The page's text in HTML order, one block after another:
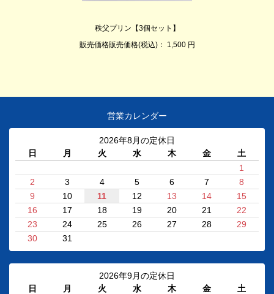
秩父プリン【3個セット】
販売価格販売価格(税込)： 1,500 円
営業カレンダー
2026年8月の定休日
日
月 火 水 木 金
土
1
2
3 4 5 6 7
8
9
10 11 12 13 14
15
16
17 18 19 20 21
22
23
24 25 26 27 28
29
30
31
2026年9月の定休日
日
月 火 水 木 金
土